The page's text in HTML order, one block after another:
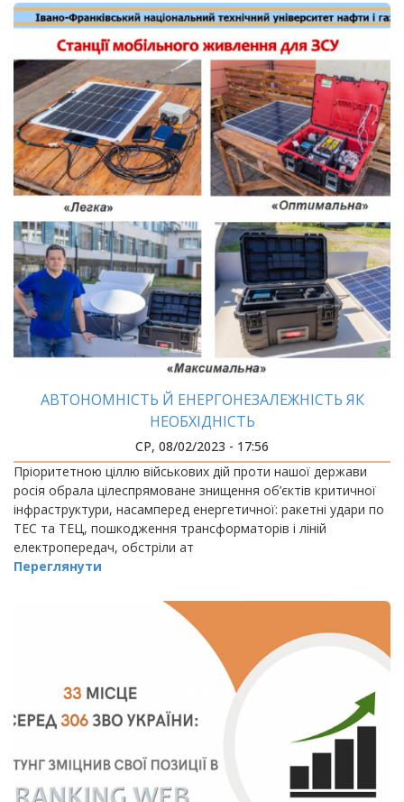
АВТОНОМНІСТЬ Й ЕНЕРГОНЕЗАЛЕЖНІСТЬ ЯК
НЕОБХІДНІСТЬ
СР, 08/02/2023 - 17:56
Пріоритетною ціллю військових дій проти нашої держави
росія обрала цілеспрямоване знищення об’єктів критичної
інфраструктури, насамперед енергетичної: ракетні удари по
ТЕС та ТЕЦ, пошкодження трансформаторів і ліній
електропередач, обстріли ат
Переглянути